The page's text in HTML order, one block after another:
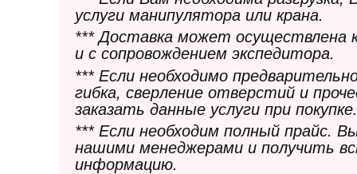
услуги манипулятора или крана.
*** Доставка может осуществлена
и с сопровождением экспедитора.
*** Если необходимо
гибка, сверление отверстий и
заказать данные услуги при покупке.
*** Если необходим полный прайс.
нашими менеджерами и получить
информацию.